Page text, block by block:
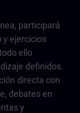
participará
y ejercicios
ello
definidos.
directa con
debates en
y